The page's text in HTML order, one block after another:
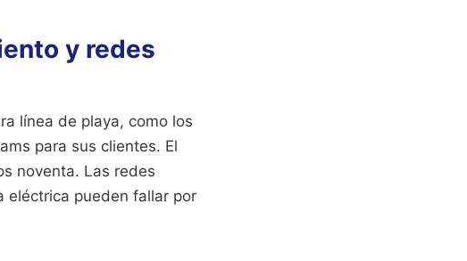
y redes
línea de playa, como los
para sus clientes. El
noventa. Las redes
eléctrica pueden fallar por